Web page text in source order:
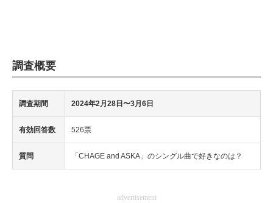
調査概要
調査期間 2024年2月28日〜3月6日
有効回答数 526票
質問 「CHAGE and ASKA」のシングル曲で好きなのは？
advertisement